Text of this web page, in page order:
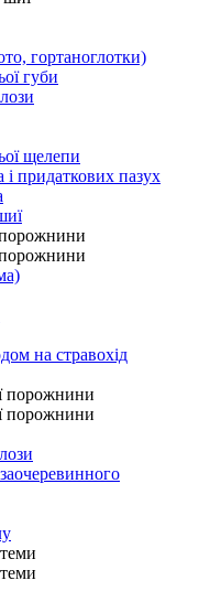
гортаноглотки)
губи
щелепи
придаткових пазух
на стравохід
порожнини
порожнини